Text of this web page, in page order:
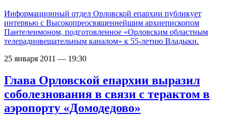
Информационный отдел Орловской епархии публикует
интервью с Высокопреосвященнейшим архиепископом
Пантелеимоном, подготовленное «Орловским областным
телерадиовещательным каналом» к 55-летию Владыки.
25 января 2011 — 19:30
Глава Орловской епархии выразил
соболезнования в связи с терактом в
аэропорту «Домодедово»